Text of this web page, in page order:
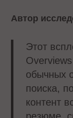
Автор
Этот
обычных
поиска,
контент